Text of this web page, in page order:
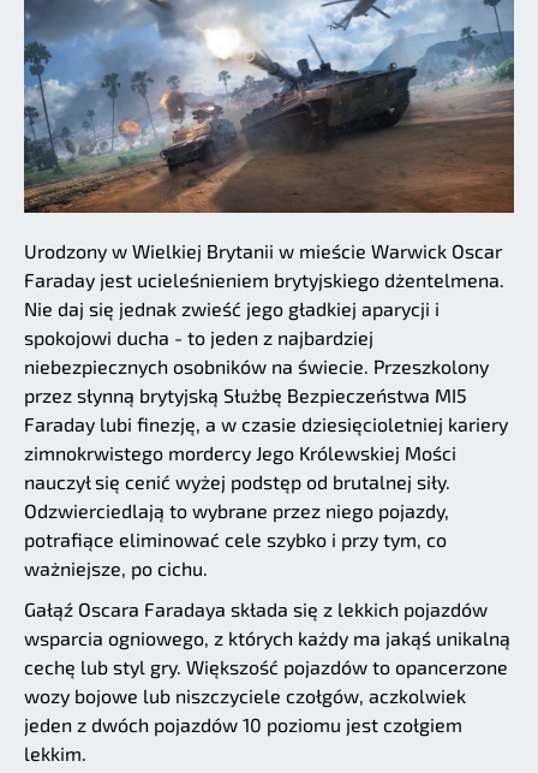
Urodzony w Wielkiej Brytanii w mieście Warwick Oscar
Faraday jest ucieleśnieniem brytyjskiego dżentelmena.
Nie daj się jednak zwieść jego gładkiej aparycji i
spokojowi ducha - to jeden z najbardziej
niebezpiecznych osobników na świecie. Przeszkolony
przez słynną brytyjską Służbę Bezpieczeństwa MI5
Faraday lubi finezję, a w czasie dziesięcioletniej kariery
zimnokrwistego mordercy Jego Królewskiej Mości
nauczył się cenić wyżej podstęp od brutalnej siły.
Odzwierciedlają to wybrane przez niego pojazdy,
potrafiące eliminować cele szybko i przy tym, co
ważniejsze, po cichu.
Gałąź Oscara Faradaya składa się z lekkich pojazdów
wsparcia ogniowego, z których każdy ma jakąś unikalną
cechę lub styl gry. Większość pojazdów to opancerzone
wozy bojowe lub niszczyciele czołgów, aczkolwiek
jeden z dwóch pojazdów 10 poziomu jest czołgiem
lekkim.